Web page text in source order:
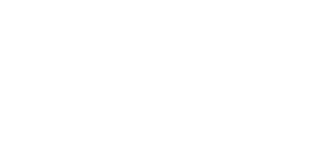
ロダクト開発の方向性と実現可能性
発・技術的負債解消・技術投資のバ
ードマップを策定し、その実現を主
題に対してエンジニアと議論しな
駆動開発を前提としたチーム運営
が開発に集中できる環境を整備しま